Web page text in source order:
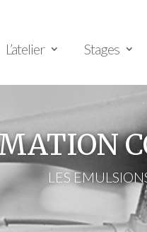
L’atelier Stages
LES